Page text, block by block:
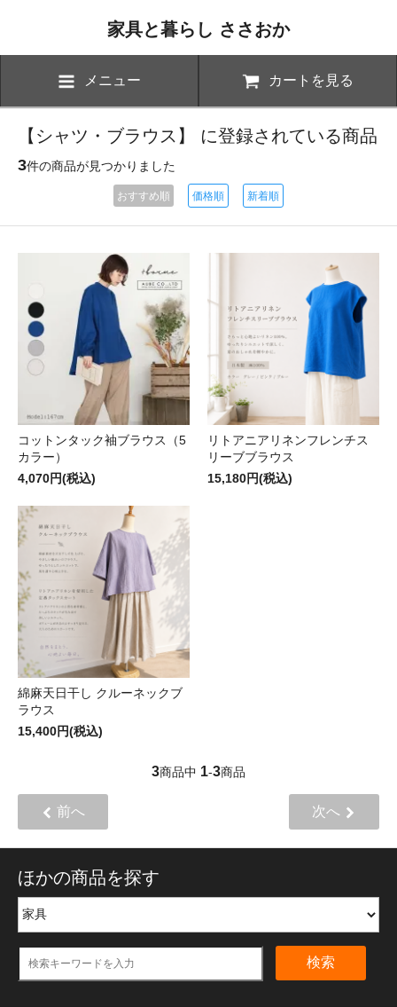
家具と暮らし ささおか
メニュー カートを見る
【シャツ・ブラウス】 に登録されている商品
3件の商品が見つかりました
おすすめ順 価格順 新着順
コットンタック袖ブラウス（5
カラー）
4,070円(税込)
リトアニアリネンフレンチス
リーブブラウス
15,180円(税込)
綿麻天日干し クルーネックブ
ラウス
15,400円(税込)
3商品中 1-3商品
前へ 次へ
ほかの商品を探す
検索